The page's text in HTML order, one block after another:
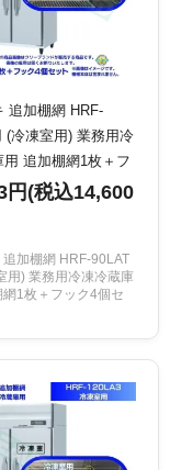
追加棚網 HRF-
(冷凍室用) 業務用冷
用 追加棚網1枚＋フ
ット
円(税込14,600
追加棚網 HRF-90LAT
用) 業務用冷凍冷蔵庫
網1枚＋フック4個セ